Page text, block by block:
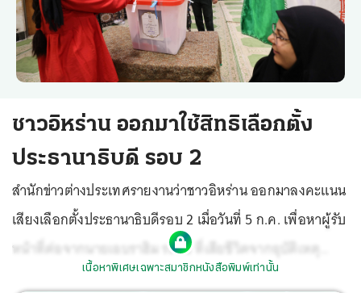
ชาวอิหร่าน ออกมาใช้สิทธิเลือกตั้ง
ประธานาธิบดี รอบ 2
สำนักข่าวต่างประเทศรายงานว่าชาวอิหร่าน ออกมาลงคะแนน
เสียงเลือกตั้งประธานาธิบดีรอบ 2 เมื่อวันที่ 5 ก.ค. เพื่อหาผู้รับ
หน้าที่ต่อจากนายเอบราฮิม ระอีซี ที่เสียชีวิตจากอุบัติเหตุ
เฮลิคอปเตอร์ตก เมื่อเดือน พ.ค. โดยหน่วยเลือกตั้งเปิด
เนื้อหาพิเศษเฉพาะสมาชิกหนังสือพิมพ์เท่านั้น